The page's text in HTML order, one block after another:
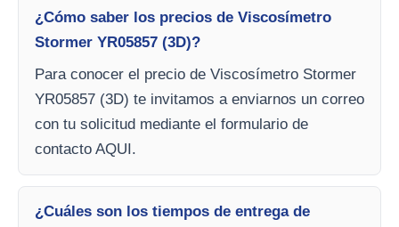
¿Cómo saber los precios de Viscosímetro
Stormer YR05857 (3D)?
Para conocer el precio de Viscosímetro Stormer
YR05857 (3D) te invitamos a enviarnos un correo
con tu solicitud mediante el formulario de
contacto AQUI.
¿Cuáles son los tiempos de entrega de